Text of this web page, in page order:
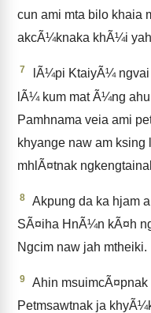
cun ami mta bilo khaia
akcÃ¼knaka khÃ¼i
7
lÃ¼pi KtaiyÃ¼
lÃ¼ kum mat Ã¼ng
Pamhnama veia ami
khyange naw am
mhlÃ¤tnak
8
Akpung da ka hjam
SÃ¤iha HnÃ¼n kÃ¤h
Ngcim naw jah mtheiki.
9
Ahin
Petmsawtnak ja